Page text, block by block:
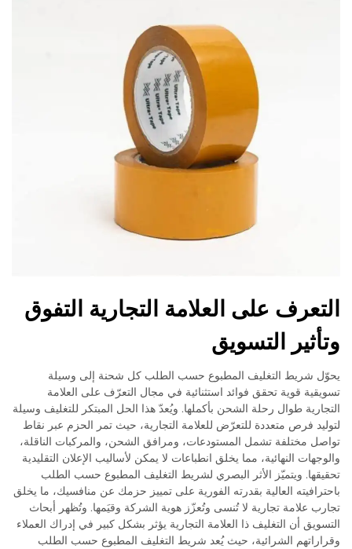
التعرف على العلامة التجارية التفوق
وتأثير التسويق
يحوّل شريط التغليف المطبوع حسب الطلب كل شحنة إلى وسيلة
تسويقية قوية تحقق فوائد استثنائية في مجال التعرّف على العلامة
التجارية طوال رحلة الشحن بأكملها. ويُعدّ هذا الحل المبتكر للتغليف وسيلة
لتوليد فرص متعددة للتعرّض للعلامة التجارية، حيث تمر الحزم عبر نقاط
تواصل مختلفة تشمل المستودعات، ومرافق الشحن، والمركبات الناقلة،
والوجهات النهائية، مما يخلق انطباعات لا يمكن لأساليب الإعلان التقليدية
تحقيقها. ويتميّز الأثر البصري لشريط التغليف المطبوع حسب الطلب
باحترافيته العالية بقدرته الفورية على تمييز حزمك عن منافسيك، ما يخلق
تجارب علامة تجارية لا تُنسى وتُعزّز هوية الشركة وقيَمها. وتُظهر أبحاث
التسويق أن التغليف ذا العلامة التجارية يؤثر بشكل كبير في إدراك العملاء
وقراراتهم الشرائية، حيث يُعد شريط التغليف المطبوع حسب الطلب